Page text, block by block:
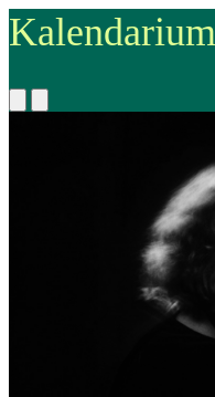
Kalendarium